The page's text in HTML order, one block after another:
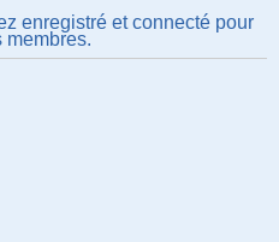
enregistré et connecté pour
membres.